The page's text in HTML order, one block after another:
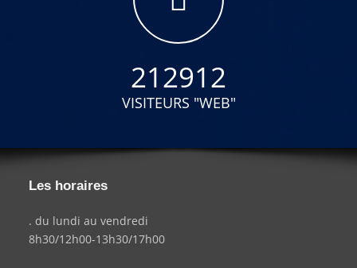
212912
VISITEURS "WEB"
Les horaires
. du lundi au vendredi
8h30/12h00-13h30/17h00